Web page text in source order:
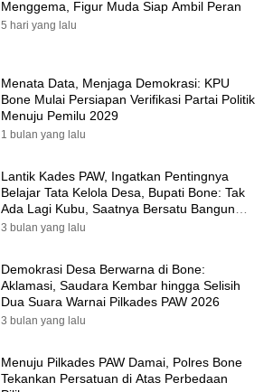
Menggema, Figur Muda Siap Ambil Peran
5 hari yang lalu
Menata Data, Menjaga Demokrasi: KPU
Bone Mulai Persiapan Verifikasi Partai Politik
Menuju Pemilu 2029
1 bulan yang lalu
Lantik Kades PAW, Ingatkan Pentingnya
Belajar Tata Kelola Desa, Bupati Bone: Tak
Ada Lagi Kubu, Saatnya Bersatu Bangun
Desa
3 bulan yang lalu
Demokrasi Desa Berwarna di Bone:
Aklamasi, Saudara Kembar hingga Selisih
Dua Suara Warnai Pilkades PAW 2026
3 bulan yang lalu
Menuju Pilkades PAW Damai, Polres Bone
Tekankan Persatuan di Atas Perbedaan